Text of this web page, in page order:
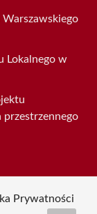
Lokalnego w
przestrzennego
Prywatności